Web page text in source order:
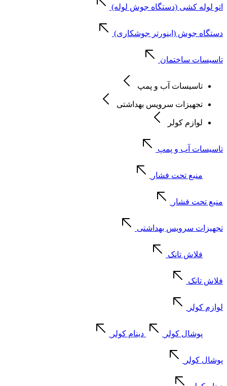
اتو لوله کشی (دستگاه جوش لوله)
دستگاه جوش (اینورتر جوشکاری)
تاسیسات ساختمان
تاسیسات آب و پمپ
تجهیزات سرویس بهداشتی
لوازم کولر
تاسیسات آب و پمپ
منبع تحت فشار
منبع تحت فشار
تجهیزات سرویس بهداشتی
فلاش تانک
فلاش تانک
لوازم کولر
پوشال کولر دینام کولر
پوشال کولر